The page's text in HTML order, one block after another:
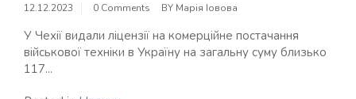
12.12.2023 0 Comments BY Марія Іовова
У Чехії видали ліцензії на комерційне постачання
військової техніки в Україну на загальну суму близько
117...